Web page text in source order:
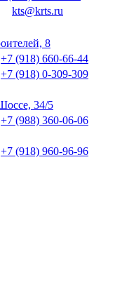
kts@krts.ru
8
+7 (918) 660-66-44
+7 (918) 0-309-309
34/5
+7 (988) 360-06-06
+7 (918) 960-96-96